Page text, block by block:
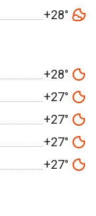
+28°
+28°
+27°
+27°
+27°
+27°